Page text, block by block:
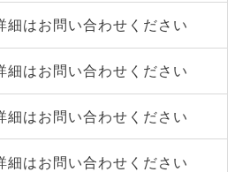
細はお問い合わせください
細はお問い合わせください
細はお問い合わせください
細はお問い合わせください